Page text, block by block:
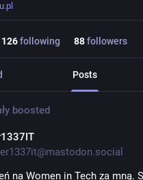
126following 88followers
Posts
boosted
na Women in Tech za mną.